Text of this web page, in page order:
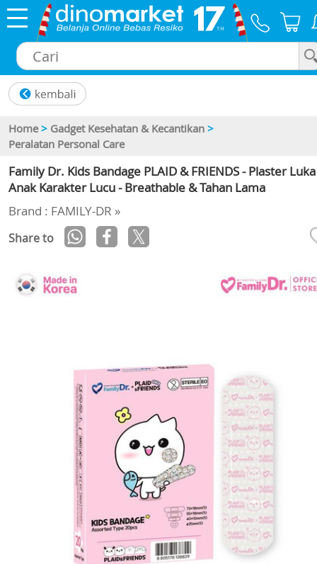
Home > Gadget Kesehatan & Kecantikan >
Peralatan Personal Care
Family Dr. Kids Bandage PLAID & FRIENDS - Plaster Luka
Anak Karakter Lucu - Breathable & Tahan Lama
Brand : FAMILY-DR »
Share to